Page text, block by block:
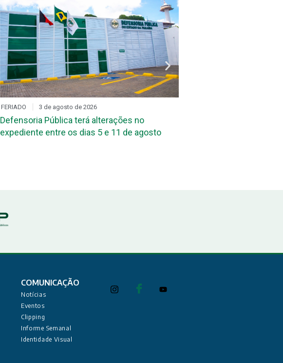
FERIADO 3 de agosto de 2026
Defensoria Pública terá alterações no
expediente entre os dias 5 e 11 de agosto
COMUNICAÇÃO
Notícias
Eventos
Clipping
Informe Semanal
Identidade Visual